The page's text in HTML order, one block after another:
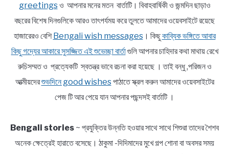
greetingsও আপনার মনের মতন বার্তাটি। বিবাহবার্ষিকী ও জন্মদিন ছাড়াও
বছরের বিশেষ দিনগুলিকে আরও তাৎপর্যময় করে তুলতে আমাদের ওয়েবসাইটে রয়েছে
হাজারেরও বেশিBengali wish messages। কিছুকাব্যিক ভঙ্গিতে আবার
কিছু গদ্যের আকারে সুসজ্জিত এই শুভেচ্ছা বার্তাগুলি আপনার চাহিদার কথা মাথায় রেখে
রুচিসম্মত ও প্রত্যেকটি স্বতন্ত্র ভাবে রচনা করা হয়েছে । তাই বন্ধু ,পরিজন ও
আত্মীয়দেরশুভদিনে good wishesপাঠাতে স্ক্রল করুন আমাদের ওয়েবসাইটের
পেজ টি আর পেয়ে যান আপনার পছন্দসই বার্তাটি ।
Bengali stories ~ প্রযুক্তির উন্নতি হওয়ার সাথে সাথে শিশুরা তাদের শৈশব
অনেক ক্ষেত্রেই হারাতে বসেছে। ঠাকুমা -দিদিমাদের মুখে গল্প শোনা বা অবসর সময়